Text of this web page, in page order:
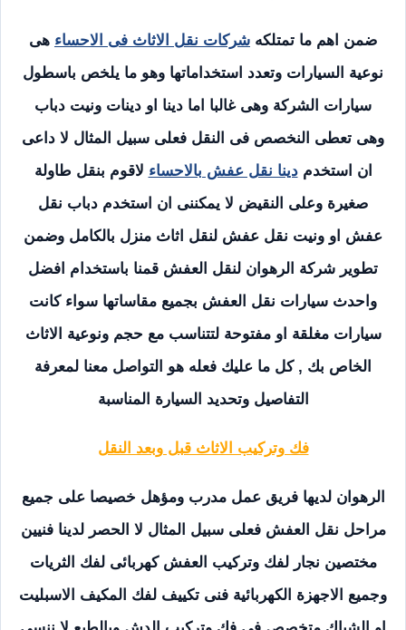
ضمن اهم ما تمتلكه شركات نقل الاثاث فى الاحساء هى
نوعية السيارات وتعدد استخداماتها وهو ما يلخص باسطول
سيارات الشركة وهى غالبا اما دينا او دينات ونيت دباب
وهى تعطى النخصص فى النقل فعلى سبيل المثال لا داعى
ان استخدمدينا نقل عفش بالاحساء لاقوم بنقل طاولة
صغيرة وعلى النقيض لا يمكننى ان استخدم دباب نقل
عفش او ونيت نقل عفش لنقل اثاث منزل بالكامل وضمن
تطوير شركة الرهوان لنقل العفش قمنا باستخدام افضل
واحدث سيارات نقل العفش بجميع مقاساتها سواء كانت
سيارات مغلقة او مفتوحة لتتناسب مع حجم ونوعية الاثاث
الخاص بك , كل ما عليك فعله هو التواصل معنا لمعرفة
التفاصيل وتحديد السيارة المناسبة
فك وتركيب الاثاث قبل وبعد النقل
الرهوان لديها فريق عمل مدرب ومؤهل خصيصا على جميع
مراحل نقل العفش فعلى سبيل المثال لا الحصر لدينا فنيين
مختصين نجار لفك وتركيب العفش كهربائى لفك الثريات
وجميع الاجهزة الكهربائية فنى تكييف لفك المكيف الاسبليت